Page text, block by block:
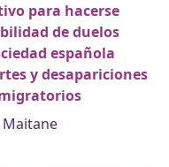
para hacerse
de duelos
española
y desapariciones
Maitane